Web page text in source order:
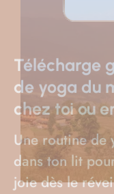
En t'inscrivant
également des
en ligne, des offres
t'aider à évoluer dans
jamais revendu. Tu